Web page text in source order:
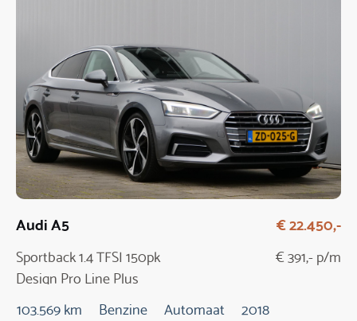
Audi A5
Sportback 1.4 TFSI 150pk
Design Pro Line Plus
Automaat
€ 22.450,-
€ 391,- p/m
103.569 km Benzine Automaat 2018